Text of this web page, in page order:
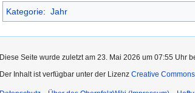
Kategorie: Jahr
Diese Seite wurde zuletzt am 23. Mai 2026 um 07:55 Uhr
Der Inhalt ist verfügbar unter der Lizenz Creative